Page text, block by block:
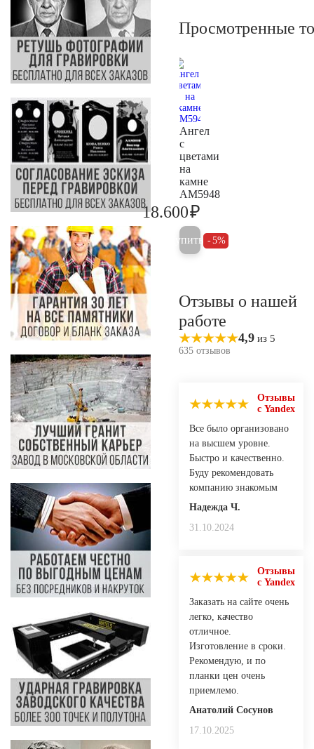
Просмотренные
Ангел
с
цветами
на
камне
AM5948
18.600₽
Купить 5%
Отзывы о нашей
работе
4,9 из 5
635 отзывов
Отзывы
с Yandex
Все было организовано
на высшем уровне.
Быстро и качественно.
Буду рекомендовать
компанию знакомым
Надежда Ч.
31.10.2024
Отзывы
с Yandex
Заказать на сайте очень
легко, качество
отличное.
Изготовление в сроки.
Рекомендую, и по
планки цен очень
приемлемо.
Анатолий Сосунов
17.10.2025